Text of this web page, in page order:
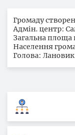
Громаду
Адмін. центр:
Загальна площа
Населення
Голова: